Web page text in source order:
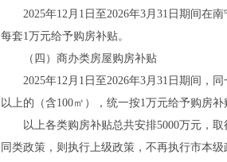
2025年12月1日至2026年3月31日期间在南
每套1万元给予购房补贴。
（四）商办类房屋购房补贴
2025年12月1日至2026年3月31日期间，同
以上的（含100㎡），统一按1万元给予购房补
以上各类购房补贴总共安排5000万元，取
同类政策，则执行上级政策，不再执行市本级